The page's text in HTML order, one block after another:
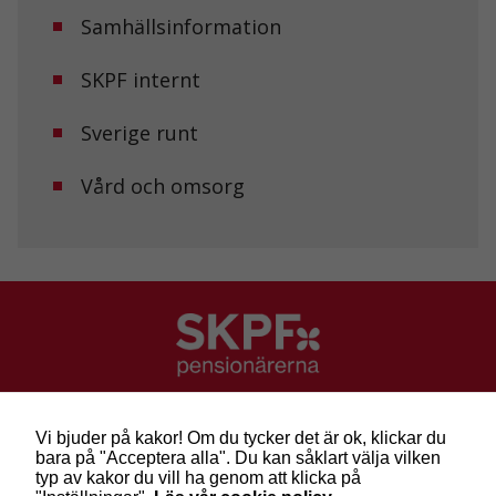
Samhällsinformation
SKPF internt
Sverige runt
Vård och omsorg
Besök: Sveavägen 68
Post: Box 3619, 103 59 Stockholm
Telefon: 010-222 81 00
Vi bjuder på kakor! Om du tycker det är ok, klickar du
bara på "Acceptera alla". Du kan såklart välja vilken
typ av kakor du vill ha genom att klicka på